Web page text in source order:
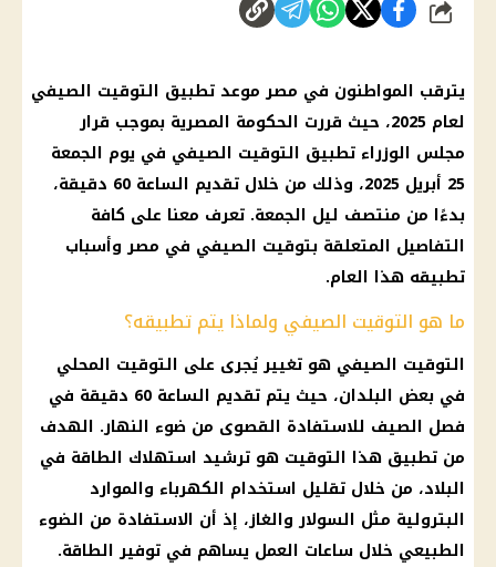
شارك
يترقب المواطنون في مصر موعد تطبيق التوقيت الصيفي
لعام 2025، حيث قررت الحكومة المصرية بموجب قرار
مجلس الوزراء تطبيق التوقيت الصيفي في يوم الجمعة
25 أبريل 2025، وذلك من خلال تقديم الساعة 60 دقيقة،
بدءًا من منتصف ليل الجمعة. تعرف معنا على كافة
التفاصيل المتعلقة بتوقيت الصيفي في مصر وأسباب
تطبيقه هذا العام.
ما هو التوقيت الصيفي ولماذا يتم تطبيقه؟
التوقيت الصيفي هو تغيير يُجرى على التوقيت المحلي
في بعض البلدان، حيث يتم تقديم الساعة 60 دقيقة في
فصل الصيف للاستفادة القصوى من ضوء النهار. الهدف
من تطبيق هذا التوقيت هو ترشيد استهلاك الطاقة في
البلاد، من خلال تقليل استخدام الكهرباء والموارد
البترولية مثل السولار والغاز، إذ أن الاستفادة من الضوء
الطبيعي خلال ساعات العمل يساهم في توفير الطاقة.